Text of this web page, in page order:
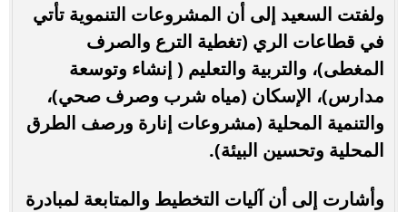
ولفتت السعيد إلى أن المشروعات التنموية تأتي
في قطاعات الري (تغطية الترع والصرف
المغطى)، والتربية والتعليم ( إنشاء وتوسعة
مدارس)، الإسكان (مياه شرب وصرف صحي)،
والتنمية المحلية (مشروعات إنارة ورصف الطرق
المحلية وتحسين البيئة).
وأشارت إلى أن آليات التخطيط والمتابعة لمبادرة